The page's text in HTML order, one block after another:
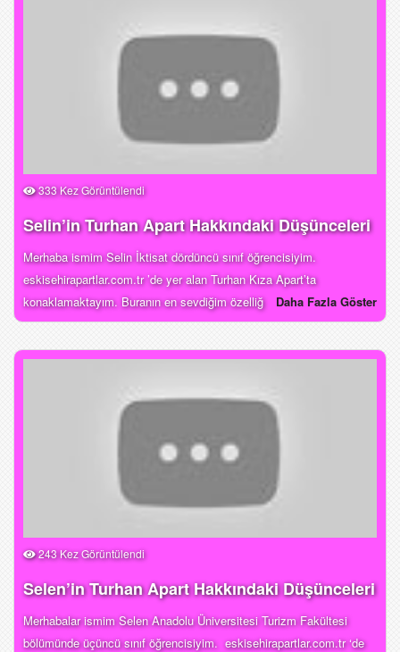
333 Kez Görüntülendi
Selin’in Turhan Apart Hakkındaki Düşünceleri
Merhaba ismim Selin İktisat dördüncü sınıf öğrencisiyim.
eskisehirapartlar.com.tr ’de yer alan Turhan Kıza Apart’ta
konaklamaktayım. Buranın en sevdiğim özelliğ
Daha Fazla Göster
243 Kez Görüntülendi
Selen’in Turhan Apart Hakkındaki Düşünceleri
Merhabalar ismim Selen Anadolu Üniversitesi Turizm Fakültesi
bölümünde üçüncü sınıf öğrencisiyim. eskisehirapartlar.com.tr ‘de